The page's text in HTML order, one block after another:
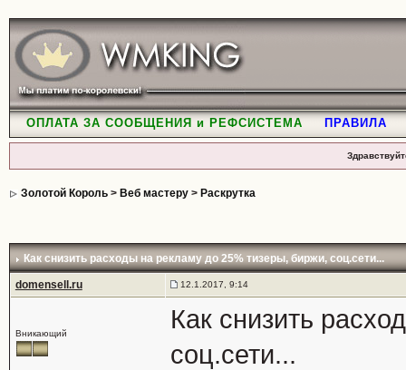
ОПЛАТА ЗА СООБЩЕНИЯ и РЕФСИСТЕМА ПРАВИЛА
Золотой Король> Веб мастеру> Раскрутка
Как снизить расходы на рекламу до 25% тизеры, биржи, соц.сети...
domensell.ru 12.1.2017, 9:14
Вникающий
Как снизить
соц.сети...